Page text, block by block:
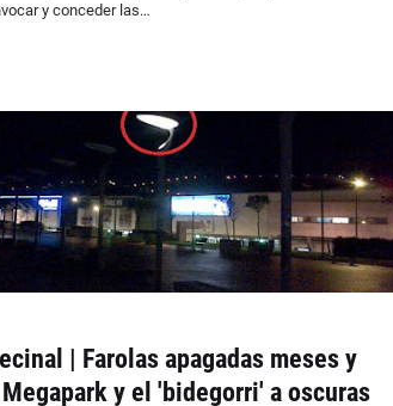
y conceder las…
| Farolas apagadas meses y
y el 'bidegorri' a oscuras